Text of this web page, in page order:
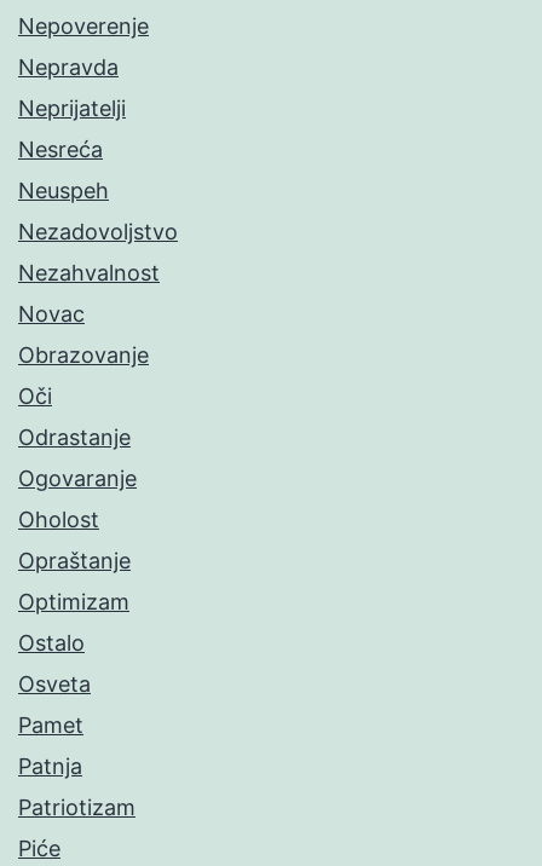
Nepoverenje
Nepravda
Neprijatelji
Nesreća
Neuspeh
Nezadovoljstvo
Nezahvalnost
Novac
Obrazovanje
Oči
Odrastanje
Ogovaranje
Oholost
Opraštanje
Optimizam
Ostalo
Osveta
Pamet
Patnja
Patriotizam
Piće